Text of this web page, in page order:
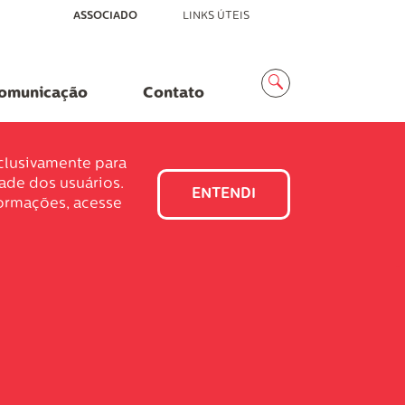
MenuASSOCIADO LINKS ÚTEIS
Contato
Busca
para
dos usuários.
acesse
ENTENDI